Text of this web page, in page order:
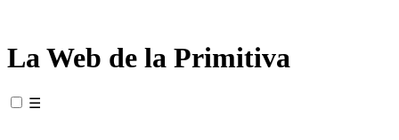
La Web de la Primitiva
☰